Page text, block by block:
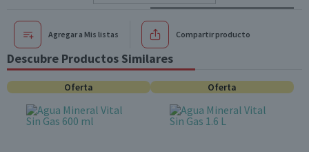
Agregar a Mis listas Compartir producto
Descubre Productos Similares
Oferta Oferta